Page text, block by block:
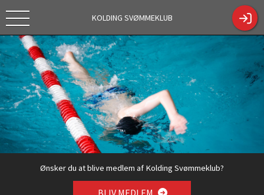
KOLDING SVØMMEKLUB
Tekstc
Tilmelding
sæson
2026/2027
https://kol
dingsk.dk/
ShowCont
entPage.a
spx?
ContentPa
geID=330
4
Ønsker du at blive medlem af Kolding Svømmeklub?
BLIV MEDLEM